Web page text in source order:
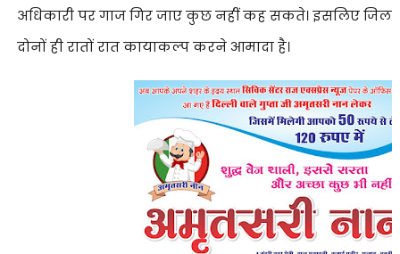
अधिकारी पर गाज गिर जाए कुछ नहीं कह सकते। इसलिए
दोनों ही रातों रात कायाकल्प करने आमादा है।